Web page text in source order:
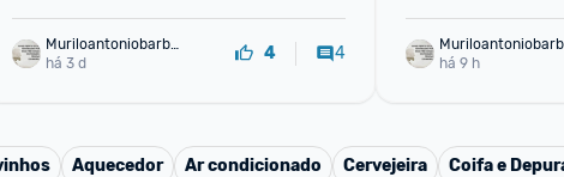
Muriloantoniobarbo
sa
há 3 d 4 4
Muriloantoniobarbo
sa
há 9 h
Aquecedor Ar condicionado Cervejeira Coifa e